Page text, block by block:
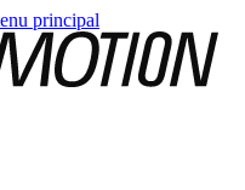
principal